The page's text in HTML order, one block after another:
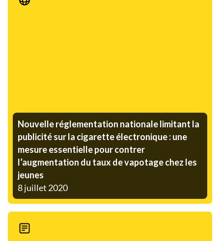
Communiqué de presse
Nouvelle réglementation nationale limitant la
publicité sur la cigarette électronique : une
mesure essentielle pour contrer
l’augmentation du taux de vapotage chez les
jeunes
8 juillet 2020
Nouvelle